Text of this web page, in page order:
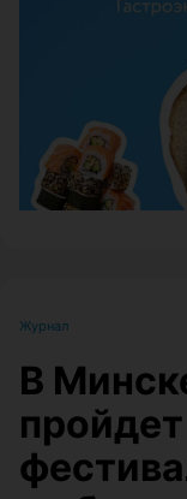
Журнал
В